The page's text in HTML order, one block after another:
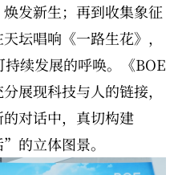
发新生；再到收集象征
坛唱响《一路生花》，
续发展的呼唤。《BOE
展现科技与人的链接，
对话中，真切构建
的立体图景。